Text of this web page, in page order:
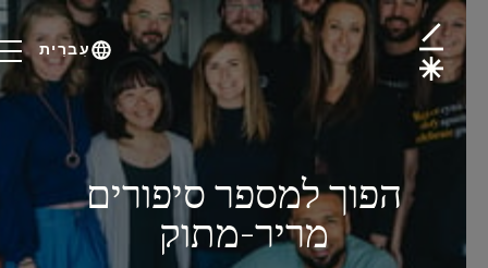
עִברִית
הפוך למספר סיפורים
מריר-מתוק